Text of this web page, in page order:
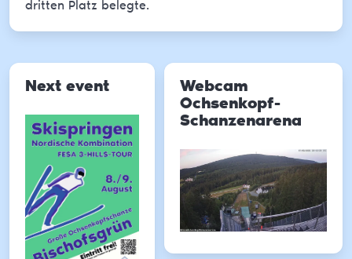
dritten Platz belegte.
Next event
Webcam
Ochsenkopf-
Schanzenarena